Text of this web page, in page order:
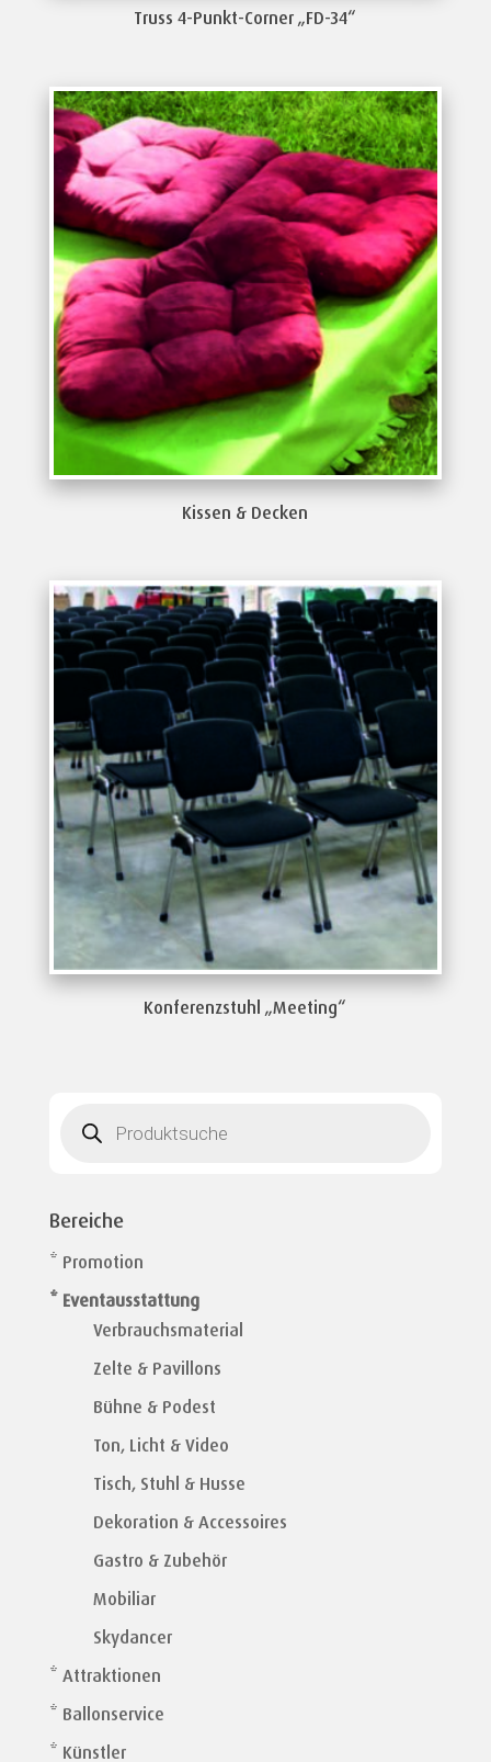
Truss 4-Punkt-Corner „FD-34“
Kissen & Decken
Konferenzstuhl „Meeting“
search
Bereiche
* Promotion
* Eventausstattung
Verbrauchsmaterial
Zelte & Pavillons
Bühne & Podest
Ton, Licht & Video
Tisch, Stuhl & Husse
Dekoration & Accessoires
Gastro & Zubehör
Mobiliar
Skydancer
* Attraktionen
* Ballonservice
* Künstler